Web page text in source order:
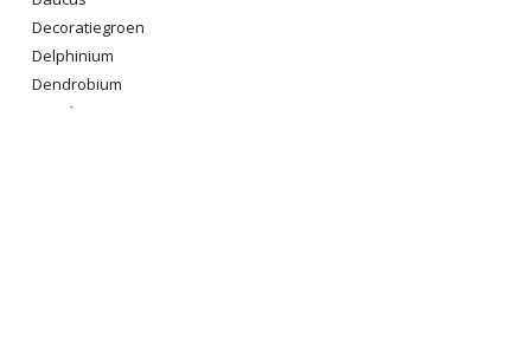
Decoratiegroen
Delphinium
Dendrobium
Dianthus